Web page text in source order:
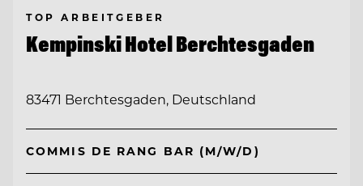
TOP ARBEITGEBER
Kempinski Hotel Berchtesgaden
83471 Berchtesgaden, Deutschland
COMMIS DE RANG BAR (M/W/D)